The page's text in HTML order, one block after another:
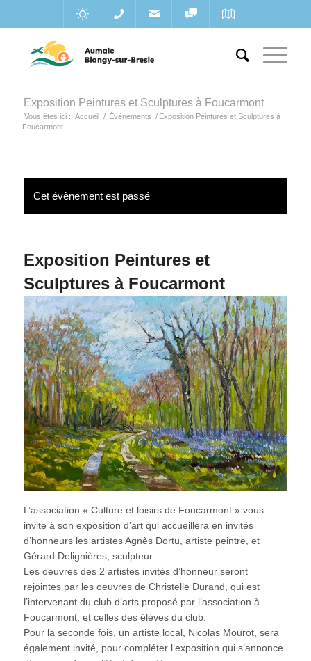
Exposition Peintures et Sculptures à Foucarmont
Vous êtes ici : Accueil / Évènements / Exposition Peintures et Sculptures à
Foucarmont
Cet évènement est passé
Exposition Peintures et
Sculptures à Foucarmont
L’association « Culture et loisirs de Foucarmont » vous
invite à son exposition d’art qui accueillera en invités
d’honneurs les artistes Agnès Dortu, artiste peintre, et
Gérard Delignières, sculpteur.
Les oeuvres des 2 artistes invités d’honneur seront
rejointes par les oeuvres de Christelle Durand, qui est
l’intervenant du club d’arts proposé par l’association à
Foucarmont, et celles des élèves du club.
Pour la seconde fois, un artiste local, Nicolas Mourot, sera
également invité, pour compléter l’exposition qui s’annonce